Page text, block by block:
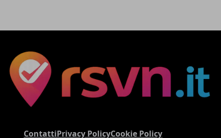
ContattiPrivacy PolicyCookie Policy